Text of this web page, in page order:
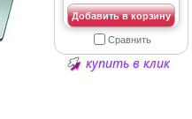
Добавить в корзину
Сравнить
купить в клик